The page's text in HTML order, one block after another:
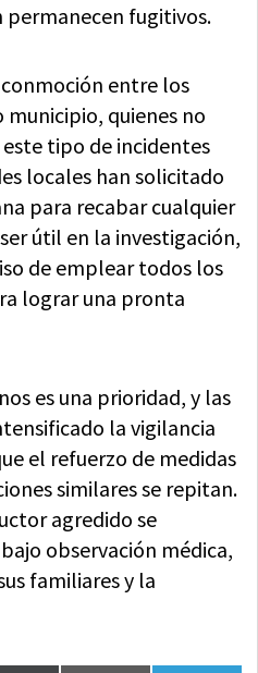
permanecen fugitivos.
conmoción entre los
quienes no
tipo de incidentes
locales han solicitado
para recabar cualquier
útil en la investigación,
de emplear todos los
lograr una pronta
es una prioridad, y las
la vigilancia
el refuerzo de medidas
similares se repitan.
agredido se
observación médica,
familiares y la